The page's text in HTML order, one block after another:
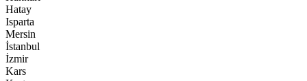
Hatay
Isparta
Mersin
İstanbul
İzmir
Kars